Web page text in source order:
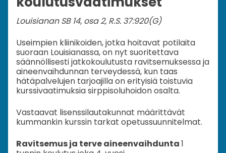
Louisianan SB 14, osa 2, R.S. 37:920(G)
Useimpien kliinikoiden, jotka hoitavat potilaita
suoraan Louisianassa, on nyt suoritettava
säännöllisesti jatkokoulutusta ravitsemuksessa ja
aineenvaihdunnan terveydessä, kun taas
hätäpalvelujen tarjoajilla on erityisiä toistuvia
kurssivaatimuksia sirppisoluhoidon osalta.
Vastaavat lisenssilautakunnat määrittävät
kummankin kurssin tarkat opetussuunnitelmat.
Ravitsemus ja terve aineenvaihdunta1